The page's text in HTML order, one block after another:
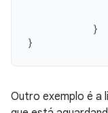
}
}
Outro exemplo é a